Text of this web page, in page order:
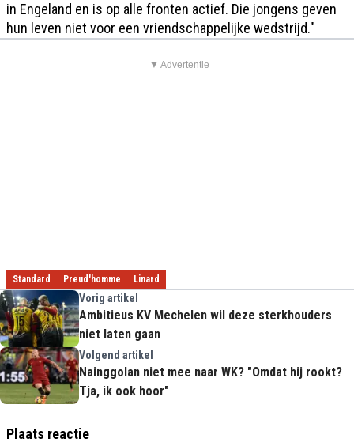
in Engeland en is op alle fronten actief. Die jongens geven
hun leven niet voor een vriendschappelijke wedstrijd."
▼ Advertentie
Standard Preud'homme Linard
Vorig artikel
Ambitieus KV Mechelen wil deze sterkhouders
niet laten gaan
Volgend artikel
Nainggolan niet mee naar WK? "Omdat hij rookt?
Tja, ik ook hoor"
Plaats reactie